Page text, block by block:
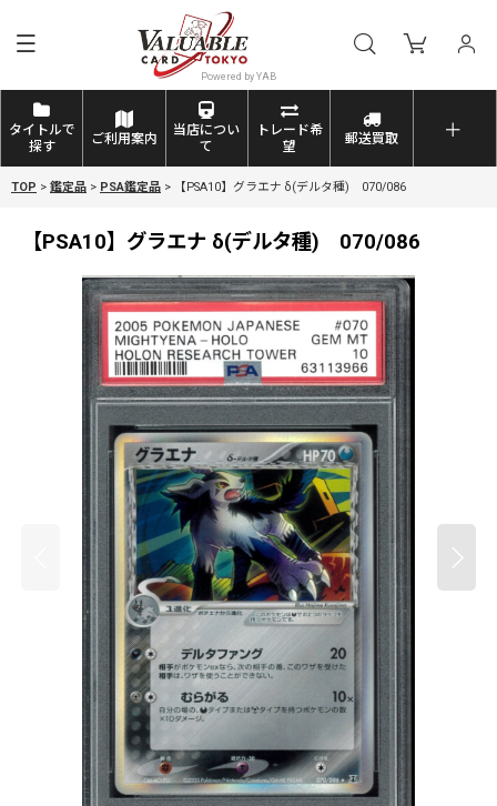
タイトルで
探す
ご利用案内
当店につい
て
トレード希
望
郵送買取
TOP > 鑑定品 > PSA鑑定品 > 【PSA10】グラエナ δ(デルタ種) 070/086
【PSA10】グラエナ δ(デルタ種) 070/086